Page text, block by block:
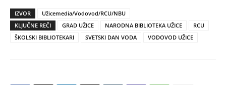
IZVOR
Užicemedia/Vodovod/RCU/NBU
KLJUČNE REČI
GRAD UŽICE NARODNA BIBLIOTEKA UŽICE
RCU
ŠKOLSKI BIBLIOTEKARI
SVETSKI DAN VODA VODOVOD UŽICE